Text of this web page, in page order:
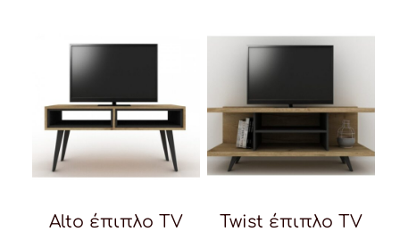
Alto έπιπλο TV Twist έπιπλο TV